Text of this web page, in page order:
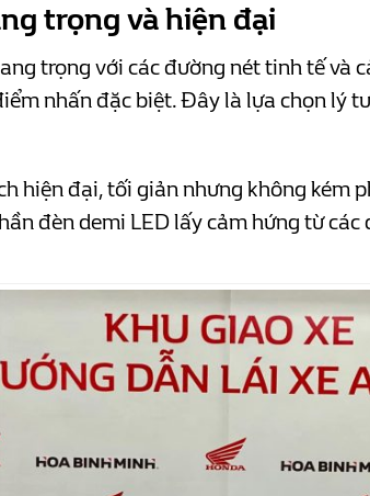
trọng và hiện đại
trọng với các đường nét tinh tế và
nhấn đặc biệt. Đây là lựa chọn lý
hiện đại, tối giản nhưng không kém
đèn demi LED lấy cảm hứng từ